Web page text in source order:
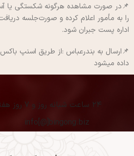
📌در صورت مشاهده هرگونه شکستگی یا
را به مأمور اعلام کرده و صورت‌جلسه
اداره پست جبران شود.
📌ارسال به بندرعباس :از طریق اسنپ
داده میشود
۲۴ ساعت شبانه روز و ۷ روز هفته همراه شماییم
info[@]bingong.biz